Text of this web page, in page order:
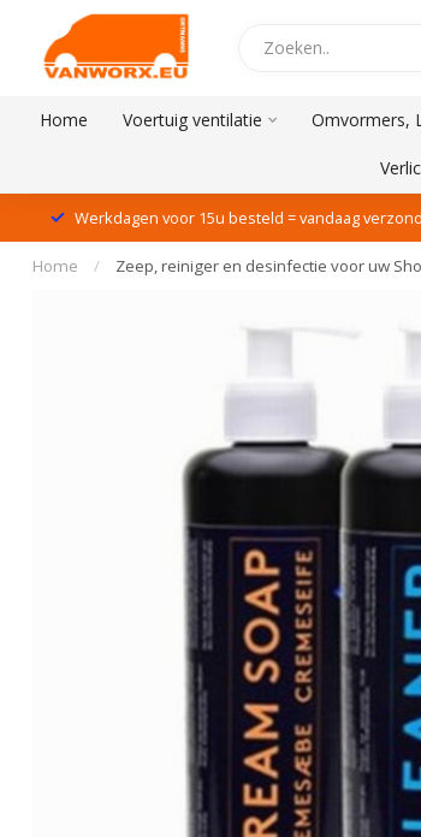
Home Voertuig ventilatie Omvormers,
Werkdagen voor 15u besteld = vandaag
Home / Zeep, reiniger en desinfectie voor uw